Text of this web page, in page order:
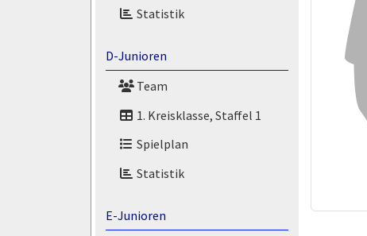
Statistik
D-Junioren
Team
1. Kreisklasse, Staffel 1
Spielplan
Statistik
E-Junioren